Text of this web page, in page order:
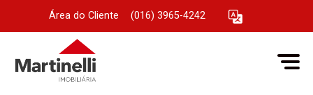
Área do Cliente (016) 3965-4242